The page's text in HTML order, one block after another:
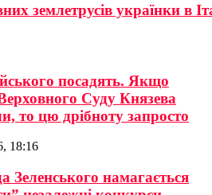
землетрусів українки в
посадять. Якщо
Суду Князева
то цю дрібноту запросто
18:16
Зеленського намагається